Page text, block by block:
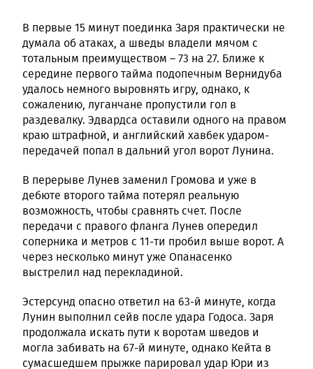
В первые 15 минут поединка Заря практически не
думала об атаках, а шведы владели мячом с
тотальным преимуществом – 73 на 27. Ближе к
середине первого тайма подопечным Вернидуба
удалось немного выровнять игру, однако, к
сожалению, луганчане пропустили гол в
раздевалку. Эдвардса оставили одного на правом
краю штрафной, и английский хавбек ударом-
передачей попал в дальний угол ворот Лунина.
В перерыве Лунев заменил Громова и уже в
дебюте второго тайма потерял реальную
возможность, чтобы сравнять счет. После
передачи с правого фланга Лунев опередил
соперника и метров с 11-ти пробил выше ворот. А
через несколько минут уже Опанасенко
выстрелил над перекладиной.
Эстерсунд опасно ответил на 63-й минуте, когда
Лунин выполнил сейв после удара Годоса. Заря
продолжала искать пути к воротам шведов и
могла забивать на 67-й минуте, однако Кейта в
сумасшедшем прыжке парировал удар Юри из